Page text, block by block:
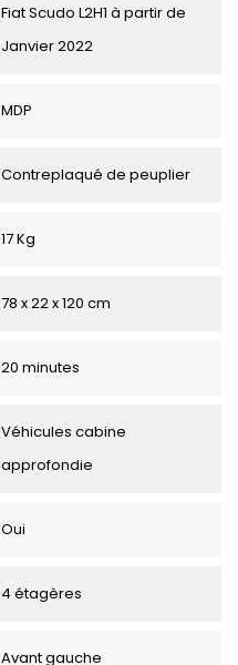
Fiat Scudo L2H1 à partir de
Janvier 2022
MDP
Contreplaqué de peuplier
17 Kg
78 x 22 x 120 cm
20 minutes
Véhicules cabine
approfondie
Oui
4 étagères
Avant gauche